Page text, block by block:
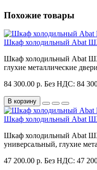
Похожие товары
Шкаф холодильный Abat
Шкаф холодильный Abat
глухие металлические
84 300.00 р. Без НДС: 84
В корзину
Шкаф холодильный Abat
Шкаф холодильный Abat
универсальный, глухие
47 200.00 р. Без НДС: 47